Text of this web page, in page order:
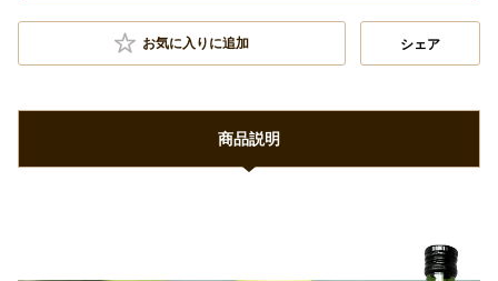
お気に入りに追加 シェア
商品説明